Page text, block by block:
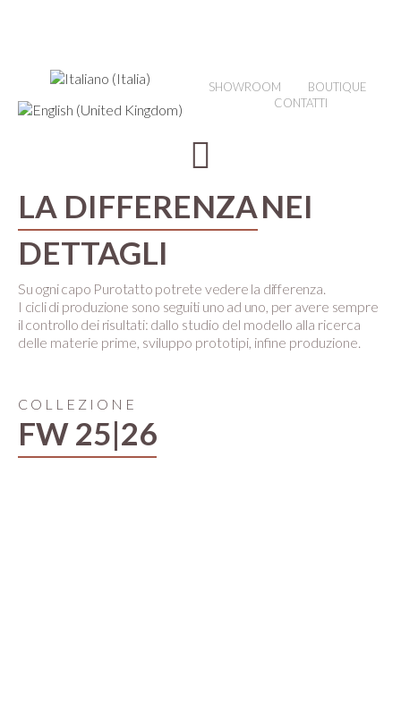
SHOWROOM
BOUTIQUE
CONTATTI
LA DIFFERENZANEI
DETTAGLI
Su ogni capo Purotatto potrete vedere la differenza.
I cicli di produzione sono seguiti uno ad uno, per avere sempre
il controllo dei risultati: dallo studio del modello alla ricerca
delle materie prime, sviluppo prototipi, infine produzione.
COLLEZIONE
FW 25|26